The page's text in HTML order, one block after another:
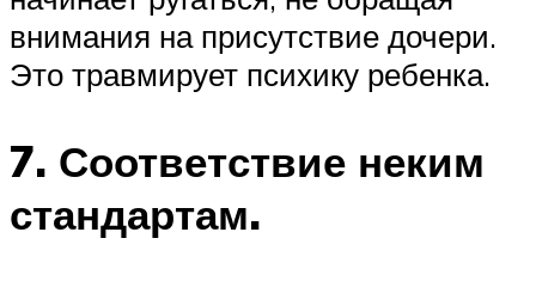
внимания на присутствие дочери.
Это травмирует психику ребенка.
7. Соответствие неким
стандартам.